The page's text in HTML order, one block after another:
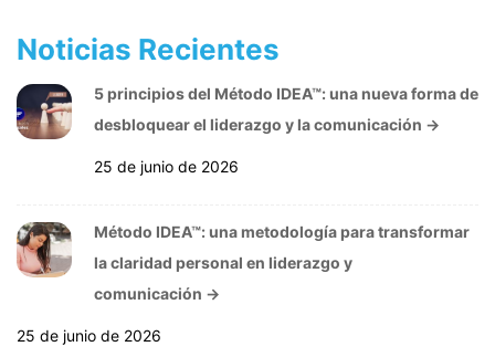
Noticias Recientes
5 principios del Método IDEA™: una nueva forma de
desbloquear el liderazgo y la comunicación →
25 de junio de 2026
Método IDEA™: una metodología para transformar
la claridad personal en liderazgo y
comunicación →
25 de junio de 2026